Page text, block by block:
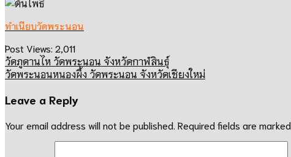
ทำเนียบวัดพระนอน
Post Views: 2,011
วัดภูดานไห วัดพระนอน จังหวัดกาฬสินธุ์
วัดพระนอนหนองผึ้ง วัดพระนอน จังหวัดเชียงใหม่
Leave a Reply
Your email address will not be published. Required fields are marked